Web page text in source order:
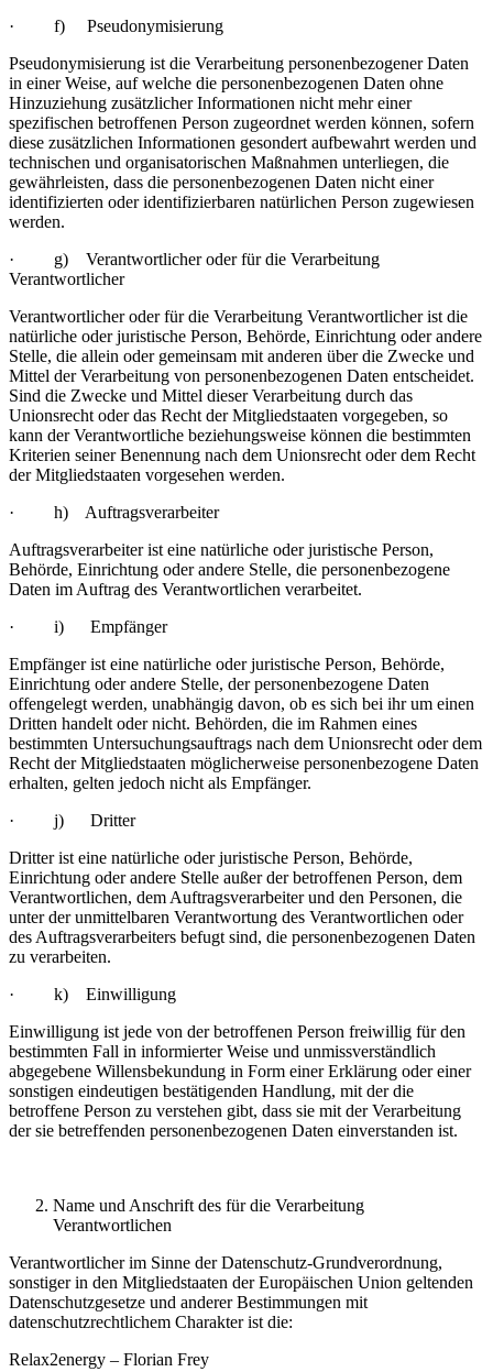
· f) Pseudonymisierung
Pseudonymisierung ist die Verarbeitung personenbezogener Daten
in einer Weise, auf welche die personenbezogenen Daten ohne
Hinzuziehung zusätzlicher Informationen nicht mehr einer
spezifischen betroffenen Person zugeordnet werden können, sofern
diese zusätzlichen Informationen gesondert aufbewahrt werden und
technischen und organisatorischen Maßnahmen unterliegen, die
gewährleisten, dass die personenbezogenen Daten nicht einer
identifizierten oder identifizierbaren natürlichen Person zugewiesen
werden.
· g) Verantwortlicher oder für die Verarbeitung
Verantwortlicher
Verantwortlicher oder für die Verarbeitung Verantwortlicher ist die
natürliche oder juristische Person, Behörde, Einrichtung oder andere
Stelle, die allein oder gemeinsam mit anderen über die Zwecke und
Mittel der Verarbeitung von personenbezogenen Daten entscheidet.
Sind die Zwecke und Mittel dieser Verarbeitung durch das
Unionsrecht oder das Recht der Mitgliedstaaten vorgegeben, so
kann der Verantwortliche beziehungsweise können die bestimmten
Kriterien seiner Benennung nach dem Unionsrecht oder dem Recht
der Mitgliedstaaten vorgesehen werden.
· h) Auftragsverarbeiter
Auftragsverarbeiter ist eine natürliche oder juristische Person,
Behörde, Einrichtung oder andere Stelle, die personenbezogene
Daten im Auftrag des Verantwortlichen verarbeitet.
· i) Empfänger
Empfänger ist eine natürliche oder juristische Person, Behörde,
Einrichtung oder andere Stelle, der personenbezogene Daten
offengelegt werden, unabhängig davon, ob es sich bei ihr um einen
Dritten handelt oder nicht. Behörden, die im Rahmen eines
bestimmten Untersuchungsauftrags nach dem Unionsrecht oder dem
Recht der Mitgliedstaaten möglicherweise personenbezogene Daten
erhalten, gelten jedoch nicht als Empfänger.
· j) Dritter
Dritter ist eine natürliche oder juristische Person, Behörde,
Einrichtung oder andere Stelle außer der betroffenen Person, dem
Verantwortlichen, dem Auftragsverarbeiter und den Personen, die
unter der unmittelbaren Verantwortung des Verantwortlichen oder
des Auftragsverarbeiters befugt sind, die personenbezogenen Daten
zu verarbeiten.
· k) Einwilligung
Einwilligung ist jede von der betroffenen Person freiwillig für den
bestimmten Fall in informierter Weise und unmissverständlich
abgegebene Willensbekundung in Form einer Erklärung oder einer
sonstigen eindeutigen bestätigenden Handlung, mit der die
betroffene Person zu verstehen gibt, dass sie mit der Verarbeitung
der sie betreffenden personenbezogenen Daten einverstanden ist.
Name und Anschrift des für die Verarbeitung
Verantwortlichen
Verantwortlicher im Sinne der Datenschutz-Grundverordnung,
sonstiger in den Mitgliedstaaten der Europäischen Union geltenden
Datenschutzgesetze und anderer Bestimmungen mit
datenschutzrechtlichem Charakter ist die:
Relax2energy – Florian Frey